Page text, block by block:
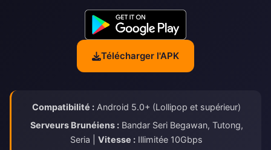
Télécharger l'APK
Compatibilité : Android 5.0+ (Lollipop et supérieur)
Serveurs Brunéiens :Bandar Seri Begawan, Tutong,
Seria | Vitesse : Illimitée 10Gbps